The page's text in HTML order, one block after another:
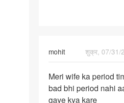
mohit
शुक्र, 07/31/
Meri
wife
ka
Meri wife ka period
bad bhi period nahi
gaye kya kare